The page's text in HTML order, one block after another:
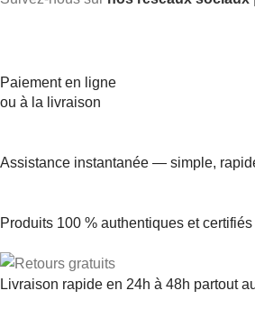
Paiement en ligne
ou à la livraison
Assistance instantanée — simple,
Produits 100 % authentiques et certifiés
Livraison rapide en 24h à 48h partout